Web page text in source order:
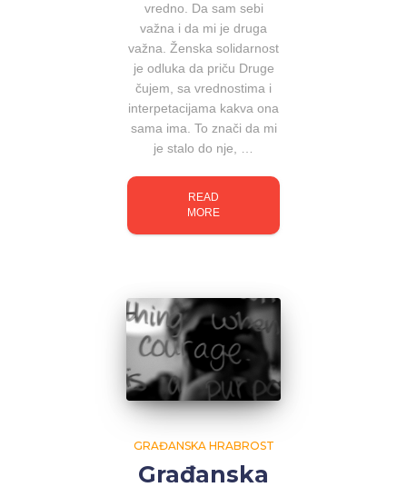
vredno. Da sam sebi
važna i da mi je druga
važna. Ženska solidarnost
je odluka da priču Druge
čujem, sa vrednostima i
interpetacijama kakva ona
sama ima. To znači da mi
je stalo do nje, …
READ
MORE
GRAĐANSKA HRABROST
Građanska